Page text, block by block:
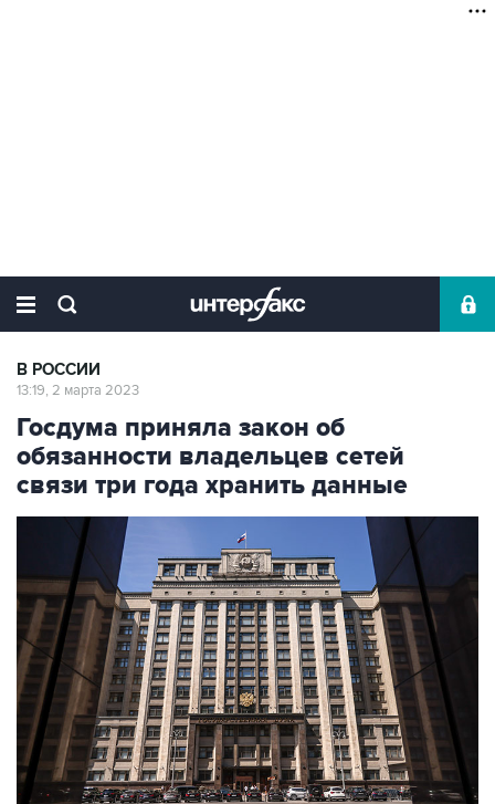
В РОССИИ
13:19, 2 марта 2023
Госдума приняла закон об
обязанности владельцев сетей
связи три года хранить данные